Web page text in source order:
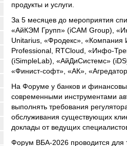
продукты и услуги.
За 5 месяцев до мероприятия
«АйКЭМ Групп» (iCAM Group),
Unitarius, «Фродекс»,
Professional, RTCloud, «Инфо-
(iSimpleLab), «АйДиСистемс»
«Финист-софт», «АК»,
На Форуме у банков и
современными инструментами
выполнять требования
обслуживания существующих
доклады от ведущих
Форум ВБА-2026 проводится для